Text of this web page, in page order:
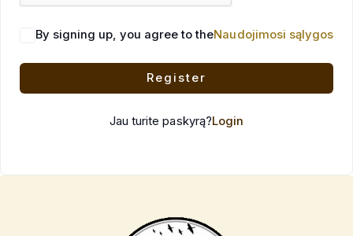
By signing up, you agree to theNaudojimosi sąlygos
Register
Jau turite paskyrą?Login